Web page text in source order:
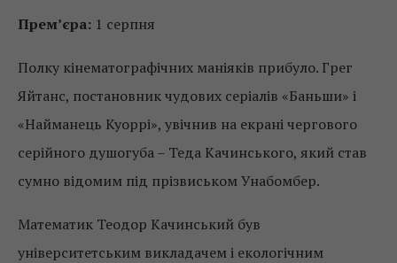
Прем’єра: 1 серпня
Полку кінематографічних маніяків прибуло. Грег
Яйтанс, постановник чудових серіалів «Баньши» і
«Найманець Куоррі», увічнив на екрані чергового
серійного душогуба – Теда Качинського, який став
сумно відомим під прізвиськом Унабомбер.
Математик Теодор Качинський був
університетським викладачем і екологічним